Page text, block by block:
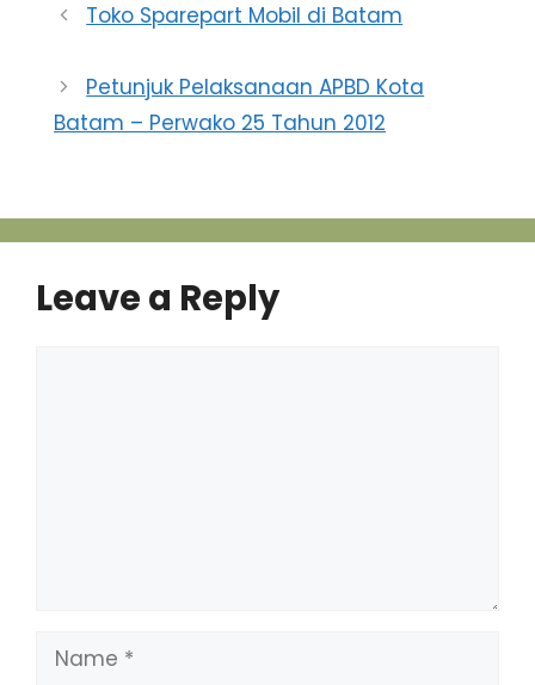
Tahun…
Toko Sparepart Mobil di Batam
Petunjuk Pelaksanaan APBD Kota
Batam – Perwako 25 Tahun 2012
Leave a Reply
Name